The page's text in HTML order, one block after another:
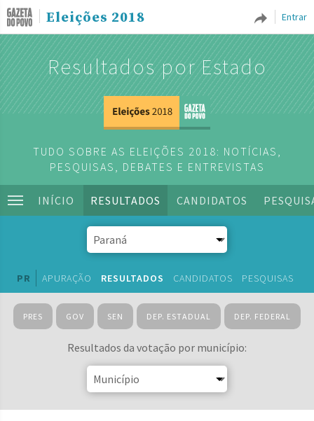
Entrar
Eleições 2018
Resultados por Estado
TUDO SOBRE AS ELEIÇÕES 2018: NOTÍCIAS,
PESQUISAS, DEBATES E ENTREVISTAS
INÍCIO RESULTADOS CANDIDATOS
PR APURAÇÃO RESULTADOS CANDIDATOS PESQUISAS
PRES GOV SEN DEP. ESTADUAL DEP. FEDERAL
Resultados da votação por município: